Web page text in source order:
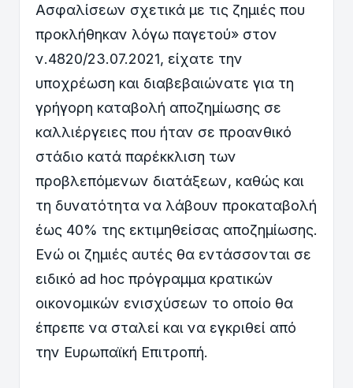
Ασφαλίσεων σχετικά με τις ζημιές που
προκλήθηκαν λόγω παγετού» στον
ν.4820/23.07.2021, είχατε την
υποχρέωση και διαβεβαιώνατε για τη
γρήγορη καταβολή αποζημίωσης σε
καλλιέργειες που ήταν σε προανθικό
στάδιο κατά παρέκκλιση των
προβλεπόμενων διατάξεων, καθώς και
τη δυνατότητα να λάβουν προκαταβολή
έως 40% της εκτιμηθείσας αποζημίωσης.
Ενώ οι ζημιές αυτές θα εντάσσονται σε
ειδικό ad hoc πρόγραμμα κρατικών
οικονομικών ενισχύσεων το οποίο θα
έπρεπε να σταλεί και να εγκριθεί από
την Ευρωπαϊκή Επιτροπή.